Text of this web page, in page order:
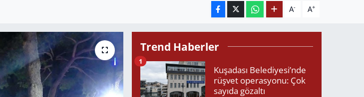
A- A+
Trend Haberler
Kuşadası Belediyesi’nde
rüşvet operasyonu: Çok
sayıda gözaltı
1